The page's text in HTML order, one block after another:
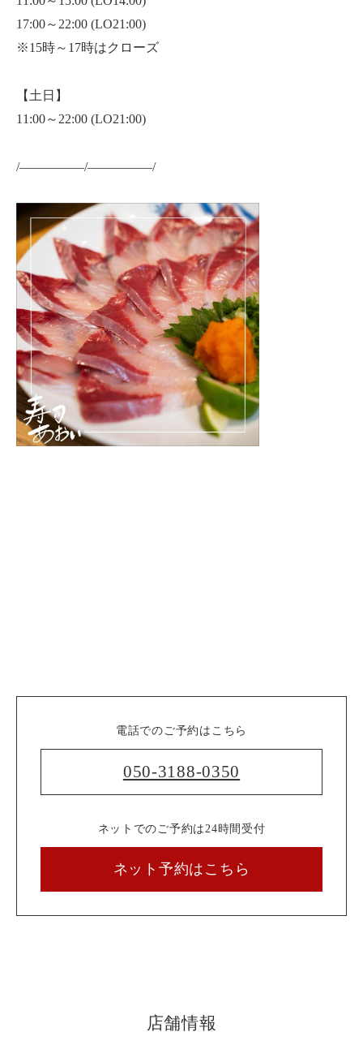
17:00～22:00 (LO21:00)
※15時～17時はクローズ
【土日】
11:00～22:00 (LO21:00)
/—————/—————/
電話でのご予約はこちら
050-3188-0350
ネットでのご予約は24時間受付
ネット予約はこちら
店舗情報